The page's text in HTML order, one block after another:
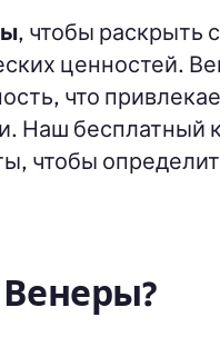
, чтобы раскрыть
ценностей.
что
Наш бесплатный
чтобы